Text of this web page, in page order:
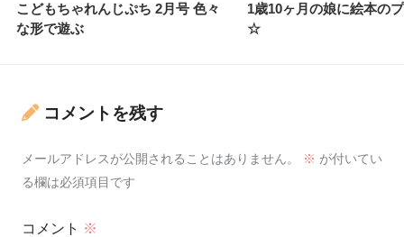
こどもちゃれんじぷち 2月号 色々
な形で遊ぶ
1歳10ヶ月の娘に絵本の
☆
コメントを残す
メールアドレスが公開されることはありません。 ※ が付いてい
る欄は必須項目です
コメント ※